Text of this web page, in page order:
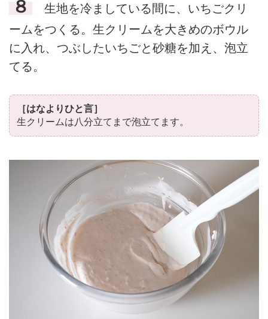
８
生地を冷ましている間に、いちごクリ
ームをつくる。生クリームを大きめのボウル
に入れ、つぶしたいちごと砂糖を加え、泡立
てる。
［はなよりひと言］
生クリームは八分立てまで泡立てます。